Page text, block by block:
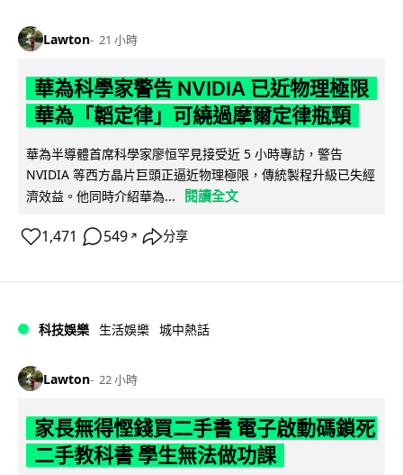
Lawton 21 小時
華為科學家警告 NVIDIA 已近物理極限
華為「韜定律」可繞過摩爾定律瓶頸
華為半導體首席科學家廖恒罕見接受近 5 小時專訪，警告
NVIDIA 等西方晶片巨頭正逼近物理極限，傳統製程升級已失經
濟效益。他同時介紹華為...
閱讀全文
1,471 549 ↗ 分享
科技娛樂 生活娛樂 城中熱話
Lawton 22 小時
家長無得慳錢買二手書 電子啟動碼鎖死
二手教科書 學生無法做功課